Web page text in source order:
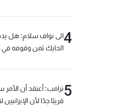
4الى نواف سلام: هل
الحايك ثمن وقوفه في
5ترامب: أعتقد أن الأمر
قريبًا جدًا لأن